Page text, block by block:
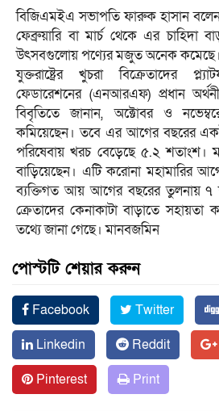
বিজিএমইএ সভাপতি ফারুক হাসান
ফেব্রুয়ারি বা মার্চ থেকে এর চাহিদা
উৎসবগুলোয় পণ্যের মজুত অনেক কমেছে।
যুক্তরাষ্ট্রের খুচরা বিক্রেতাদের
ফেডারেশনের (এনআরএফ) প্রধান
বিবৃতিতে জানান, অক্টোবর ও
কমিয়েছেন। তবে এর আগের বছরের
পরিষেবায় খরচ বেড়েছে ৫.২ শতাংশ।
বাড়িয়েছেন। এটি করোনা মহামারির
ব্যক্তিগত আয় আগের বছরের তুলনায় ৭
ক্রেতাদের কেনাকাটা বাড়াতে
তথ্যে জানা গেছে। মানবজমিন
পোস্টটি শেয়ার করুন
Facebook Twitter
Linkedin
Reddit
Pinterest
Print